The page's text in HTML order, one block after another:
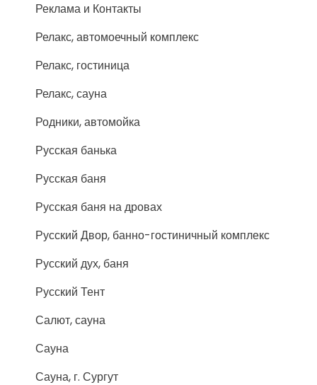
Реклама и Контакты
Релакс, автомоечный комплекс
Релакс, гостиница
Релакс, сауна
Родники, автомойка
Русская банька
Русская баня
Русская баня на дровах
Русский Двор, банно-гостиничный комплекс
Русский дух, баня
Русский Тент
Салют, сауна
Сауна
Сауна, г. Сургут